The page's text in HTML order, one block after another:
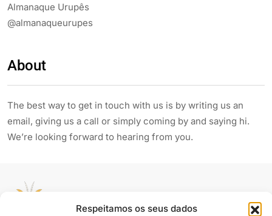
Respeitamos os seus dados
Almanaque Urupês
@almanaqueurupes
About
The best way to get in touch with us is by writing us an
email, giving us a call or simply coming by and saying hi.
We’re looking forward to hearing from you.